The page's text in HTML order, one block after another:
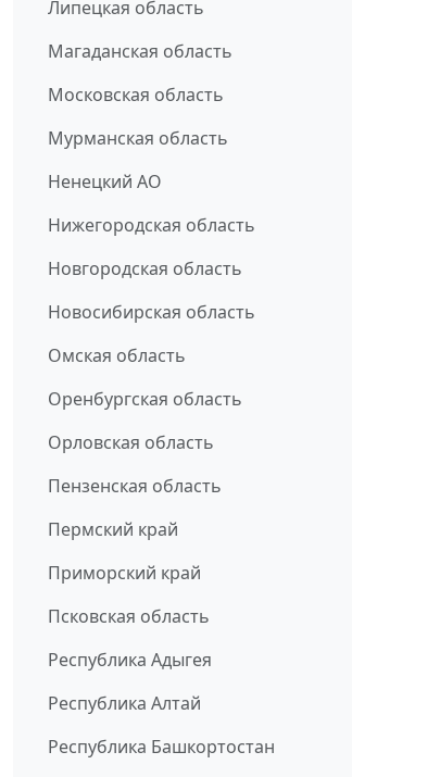
Липецкая область
Магаданская область
Московская область
Мурманская область
Ненецкий АО
Нижегородская область
Новгородская область
Новосибирская область
Омская область
Оренбургская область
Орловская область
Пензенская область
Пермский край
Приморский край
Псковская область
Республика Адыгея
Республика Алтай
Республика Башкортостан